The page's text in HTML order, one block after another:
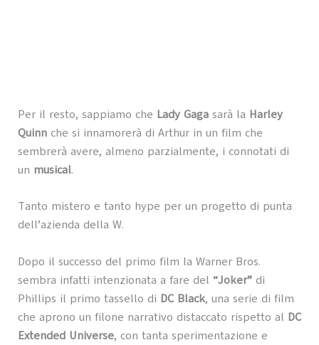
Per il resto, sappiamo che Lady Gagasarà la Harley
Quinn che si innamorerà di Arthur in un film che
sembrerà avere, almeno parzialmente, i connotati di
un musical.
Tanto mistero e tanto hype per un progetto di punta
dell’azienda della W.
Dopo il successo del primo film la Warner Bros.
sembra infatti intenzionata a fare del “Joker”di
Phillips il primo tassello di DC Black, una serie di film
che aprono un filone narrativo distaccato rispetto al DC
Extended Universe, con tanta sperimentazione e